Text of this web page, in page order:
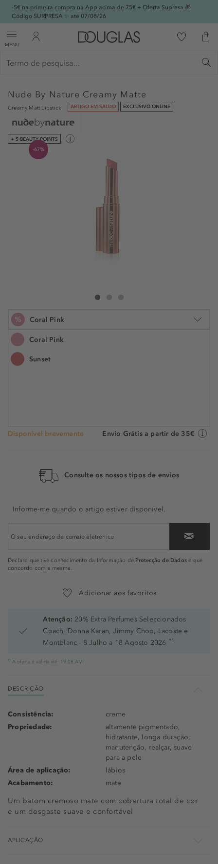
-5€ na primeira compra na App acima de 75€ + Oferta Supresa 🎁
Código SURPRESA ✨ até 07/08/26
MENU
Nude By Nature Creamy Matte
Creamy Matt Lipstick ARTIGO EM SALDO EXCLUSIVO ONLINE
+ 5 BEAUTY POINTS
-67%
Nude By Nature Creamy Matte
% Coral Pink
Coral Pink
Sunset
Disponível brevemente Envio Grátis a partir de 35€
Consulte os nossos tipos de envios
Informe-me quando o artigo estiver disponível.
Declaro que tive conhecimento da Informação de Protecção de Dados e que
concordo com a mesma.
Adicionar aos favoritos
Atenção: 20% Extra Perfumes Seleccionados
Coach, Donna Karan, Jimmy Choo, Lacoste e
Montblanc - 8 Julho a 18 Agosto 2026 *1
*1 A oferta é válida até: 19.08.AM
DESCRIÇÃO
Um batom cremoso mate com cobertura total de cor
e um desgaste suave e confortável
Consistência:
creme
Propriedade:
altamente pigmentado,
hidratante, longa duração,
manutenção, realçar, suave
para a pele
Área de aplicação:
lábios
Acabamento:
mate
APLICAÇÃO